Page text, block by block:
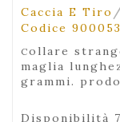
Caccia E Tiro
Codice
collare strangolo in metallo cromato ad una
maglia
grammi.
Disponibilità